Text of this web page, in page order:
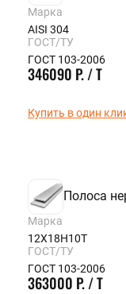
Марка
AISI 304
ГОСТ/ТУ
ГОСТ 103-2006
346090 Р. / Т
Купить в один
Полоса
Марка
12Х18Н10Т
ГОСТ/ТУ
ГОСТ 103-2006
363000 Р. / Т